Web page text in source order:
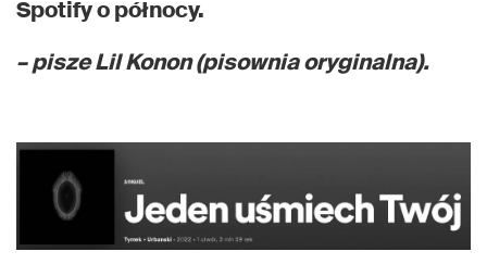
Spotify o północy.
– pisze Lil Konon (pisownia oryginalna).